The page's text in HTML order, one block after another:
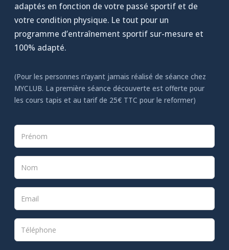
adaptés en fonction de votre passé sportif et de
votre condition physique. Le tout pour un
programme d’entraînement sportif sur-mesure et
100% adapté.
(Pour les personnes n’ayant jamais réalisé de séance chez
MYCLUB. La première séance découverte est offerte pour
les cours tapis et au tarif de 25€ TTC pour le reformer)